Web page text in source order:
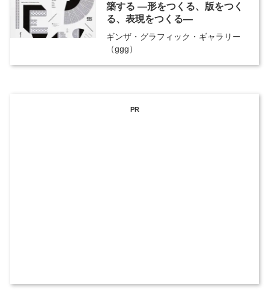
築する ―形をつくる、版をつく
る、表現をつくる―
ギンザ・グラフィック・ギャラリー
（ggg）
PR